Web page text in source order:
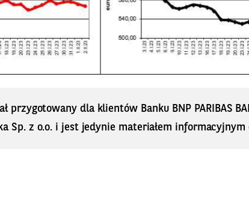
przygotowany dla klientów Banku BNP PARIBAS
Sp. z o.o. i jest jedynie materiałem informacyjnym